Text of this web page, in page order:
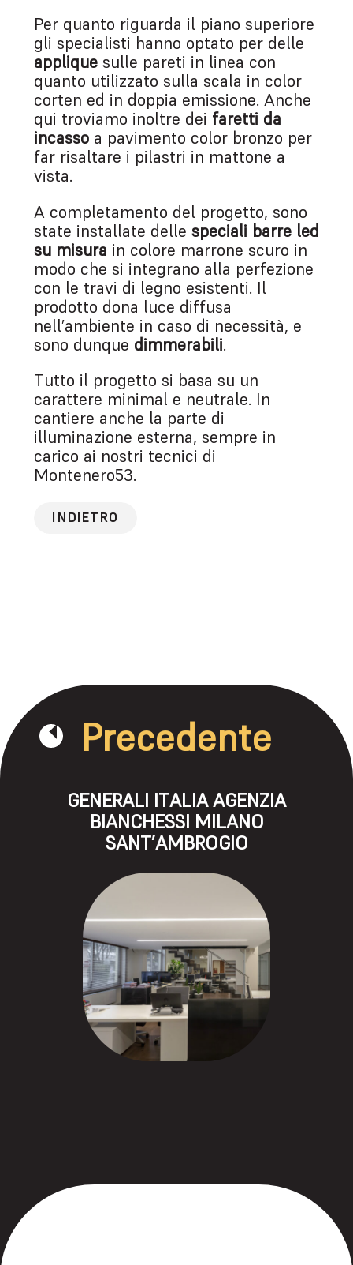
Per quanto riguarda il piano superiore
gli specialisti hanno optato per delle
appliquesulle pareti in linea con
quanto utilizzato sulla scala in color
corten ed in doppia emissione. Anche
qui troviamo inoltre dei faretti da
incassoa pavimento color bronzo per
far risaltare i pilastri in mattone a
vista.
A completamento del progetto, sono
state installate delle speciali barre led
su misura in colore marrone scuro in
modo che si integrano alla perfezione
con le travi di legno esistenti. Il
prodotto dona luce diffusa
nell’ambiente in caso di necessità, e
sono dunque dimmerabili.
Tutto il progetto si basa su un
carattere minimal e neutrale. In
cantiere anche la parte di
illuminazione esterna, sempre in
carico ai nostri tecnici di
Montenero53.
INDIETRO
Precedente
GENERALI ITALIA AGENZIA
BIANCHESSI MILANO
SANT’AMBROGIO